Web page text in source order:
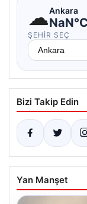
☁Ankara
NaN°C
ŞEHIR SEÇ
Bizi Takip Edin
Yan Manşet